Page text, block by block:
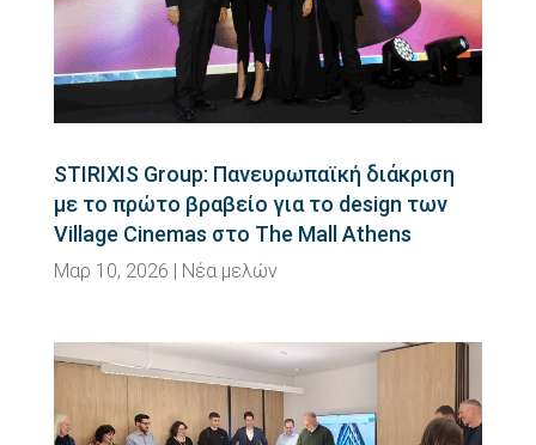
STIRIXIS Group: Πανευρωπαϊκή διάκριση
με το πρώτο βραβείο για το design των
Village Cinemas στο The Mall Athens
Μαρ 10, 2026 Νέα μελών